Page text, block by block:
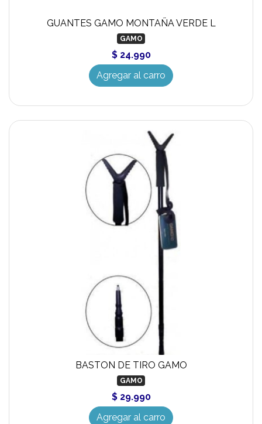
GUANTES GAMO MONTAÑA VERDE L
GAMO
$ 24.990
Agregar al carro
BASTON DE TIRO GAMO
GAMO
$ 29.990
Agregar al carro